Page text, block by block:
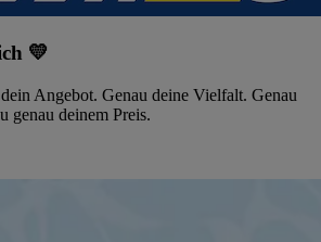
💛
Angebot. Genau deine Vielfalt. Genau
genau deinem Preis.